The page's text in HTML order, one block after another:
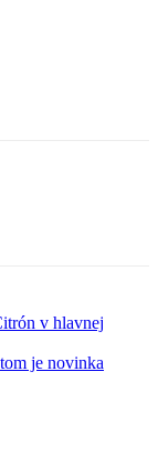
v hlavnej
je novinka